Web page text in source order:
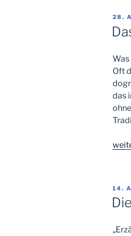
AM
28.
Oft
das
„Das
AM
14.